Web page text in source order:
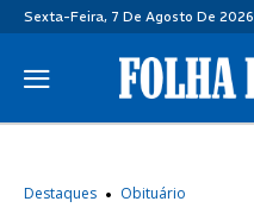
Sexta-Feira, 7 De Agosto De 2026
Destaques Obituário